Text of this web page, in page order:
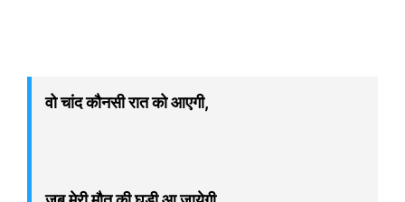
वो चांद कौनसी रात को आएगी,